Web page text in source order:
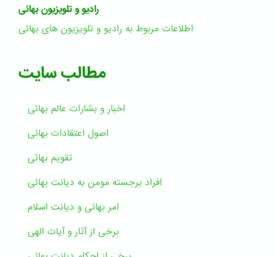
رادیو و تلویزیون بهائی
اطلاعات مربوط به رادیو و تلویزیون های بهائی
مطالب سایت
اخبار و بشارات عالم بهائى
اصول اعتقادات بهائی
تقویم بهائی
افراد برجسته مومن به دیانت بهائی
امر بهائی و دیانت اسلام
برخی از آثار و آیات الهی